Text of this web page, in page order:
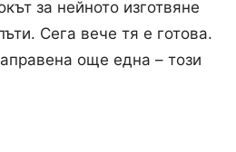
за нейното изготвяне
Сега вече тя е готова.
още една – този